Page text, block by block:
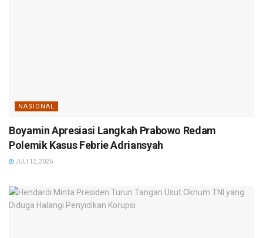
NASIONAL
Boyamin Apresiasi Langkah Prabowo Redam
Polemik Kasus Febrie Adriansyah
JULI 12, 2026